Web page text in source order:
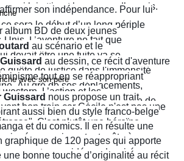
qui lui attirent beaucoup d’ennuis.
son indépendance. Pour lui
sera le début d’un long périple
L’aventure ne fait que
devait être une fuite va se
quête de justice dans l'immensité
Au gré de ses déplacements,
toute attente par troquer la robe de
de shérif…
album BD de deux jeunes
au scénario et le
au dessin, ce récit d'aventure
tout en se réappropriant
L’action et les
bon train car Cécile n'est pas une
C'est plutôt une héroïne
ingénue mais surtout prête à en
respecter ses idéaux. La virée
Guissard nous propose un trait
aussi bien du style franco-belge
et du comics. Il en résulte une
dynamique privilégiant le
c'est le moins que l'on puisse
graphique de 120 pages qui apporte
bonne touche d’originalité au récit